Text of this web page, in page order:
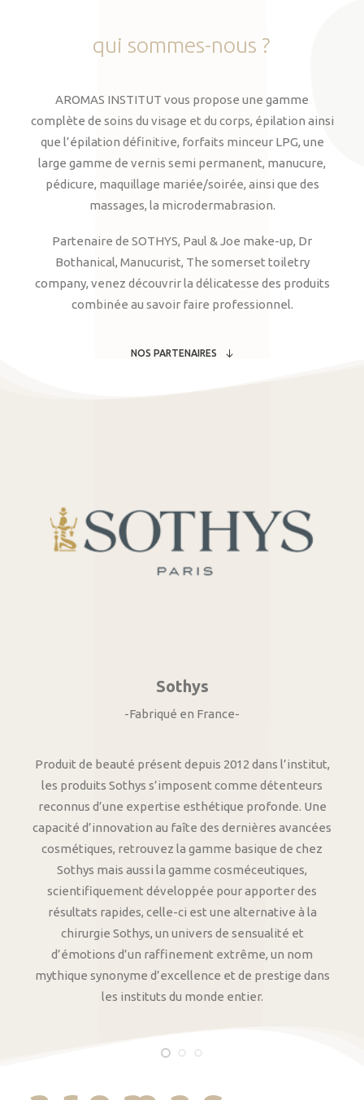
qui sommes-nous ?
AROMAS INSTITUT vous propose une gamme
complète de soins du visage et du corps, épilation ainsi
que l’épilation définitive, forfaits minceur LPG, une
large gamme de vernis semi permanent, manucure,
pédicure, maquillage mariée/soirée, ainsi que des
massages, la microdermabrasion.
Partenaire de SOTHYS, Paul & Joe make-up, Dr
Bothanical, Manucurist, The somerset toiletry
company, venez découvrir la délicatesse des produits
combinée au savoir faire professionnel.
NOS PARTENAIRES
Sothys
-Fabriqué en France-
Produit de beauté présent depuis 2012 dans l’institut,
les produits Sothys s’imposent comme détenteurs
reconnus d’une expertise esthétique profonde. Une
capacité d’innovation au faîte des dernières avancées
cosmétiques, retrouvez la gamme basique de chez
Sothys mais aussi la gamme cosméceutiques,
scientifiquement développée pour apporter des
résultats rapides, celle-ci est une alternative à la
chirurgie Sothys, un univers de sensualité et
d’émotions d’un raffinement extrême, un nom
mythique synonyme d’excellence et de prestige dans
les instituts du monde entier.